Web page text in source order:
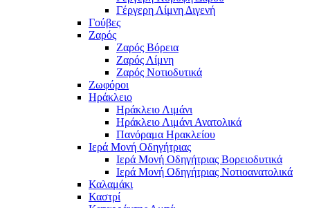
Γέργερη Λίμνη Διγενή
Γούβες
Ζαρός
Ζαρός Βόρεια
Ζαρός Λίμνη
Ζαρός Νοτιοδυτικά
Ζωφόροι
Ηράκλειο
Ηράκλειο Λιμάνι
Ηράκλειο Λιμάνι Ανατολικά
Πανόραμα Ηρακλείου
Ιερά Μονή Οδηγήτριας
Ιερά Μονή Οδηγήτριας Βορειοδυτικά
Ιερά Μονή Οδηγήτριας Νοτιοανατολικά
Καλαμάκι
Καστρί